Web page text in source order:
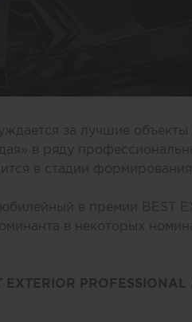
за лучшие
в ряду
в стадии формирования.
в премии BEST
в некоторых
PROFESSIONAL